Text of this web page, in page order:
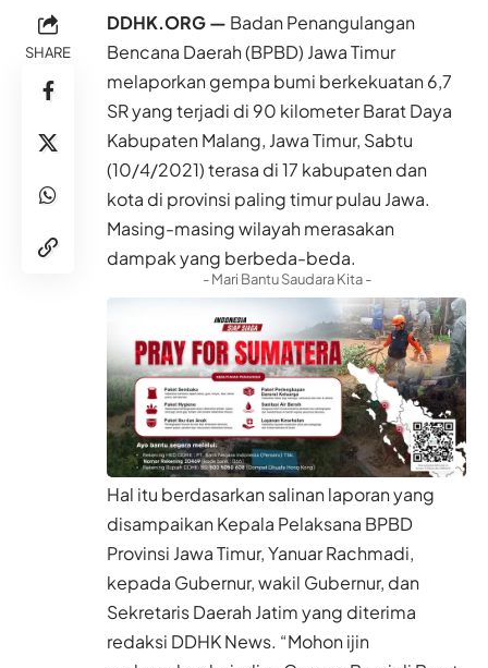
SHARE
DDHK.ORG — Badan Penangulangan
Bencana Daerah(BPBD) Jawa Timur
melaporkan gempa bumi berkekuatan 6,7
SR yang terjadi di 90 kilometer Barat Daya
Kabupaten Malang, Jawa Timur, Sabtu
(10/4/2021) terasa di 17 kabupaten dan
kota di provinsi paling timur pulau Jawa.
Masing-masing wilayah merasakan
dampak yang berbeda-beda.
- Mari Bantu Saudara Kita -
Hal itu berdasarkan salinan laporan yang
disampaikan Kepala Pelaksana BPBD
Provinsi Jawa Timur, Yanuar Rachmadi,
kepada Gubernur, wakil Gubernur, dan
Sekretaris Daerah Jatim yang diterima
redaksi DDHK News. “Mohon ijin